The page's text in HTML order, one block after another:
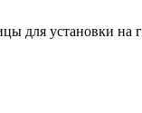
для установки на